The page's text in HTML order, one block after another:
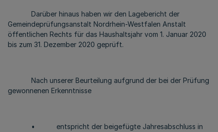
Darüber hinaus haben wir den Lagebericht der
Gemeindeprüfungsanstalt Nordrhein-Westfalen Anstalt
öffentlichen Rechts für das Haushaltsjahr vom 1. Januar 2020
bis zum 31. Dezember 2020 geprüft.
Nach unserer Beurteilung aufgrund der bei der Prüfung
gewonnenen Erkenntnisse
• entspricht der beigefügte Jahresabschluss in